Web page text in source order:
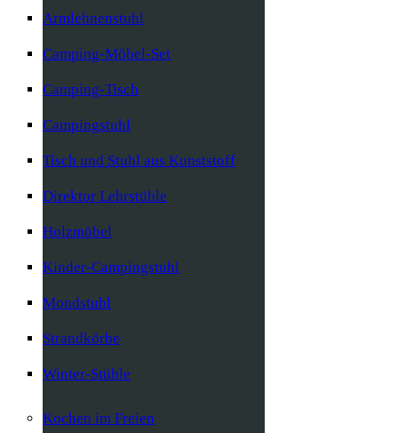
Armlehnenstuhl
Camping-Möbel-Set
Camping-Tisch
Campingstuhl
Tisch und Stuhl aus Kunststoff
Direktor Lehrstühle
Holzmöbel
Kinder-Campingstuhl
Mondstuhl
Strandkörbe
Winter-Stühle
Kochen im Freien